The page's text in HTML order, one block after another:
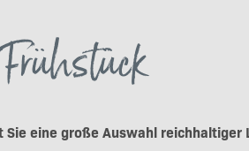
eine große Auswahl reichhaltiger